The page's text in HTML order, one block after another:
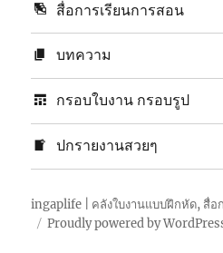
สื่อการเรียนการสอน
บทความ
กรอบใบงาน กรอบรูป
ปกรายงานสวยๆ
ingaplife | คลังใบงานแบบฝึกหัด, สื่อ
Proudly powered by